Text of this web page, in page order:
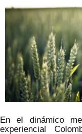
En el dinámico
experiencial